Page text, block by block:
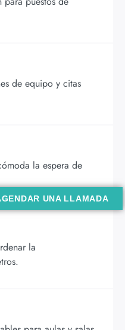
UNA LLAMADA
de equipo y citas
la espera de
la